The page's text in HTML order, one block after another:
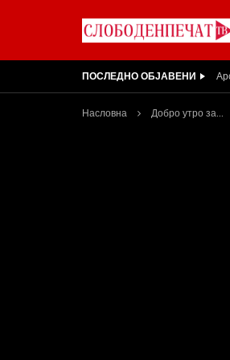
ПОСЛЕДНО ОБЈАВЕНИ
Насловна Добро утро за...